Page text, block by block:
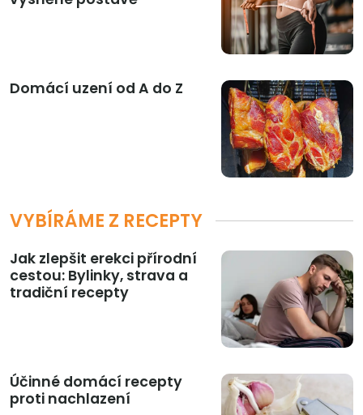
Domácí uzení od A do Z
VYBÍRÁME Z RECEPTY
Jak zlepšit erekci přírodní
cestou: Bylinky, strava a
tradiční recepty
Účinné domácí recepty
proti nachlazení